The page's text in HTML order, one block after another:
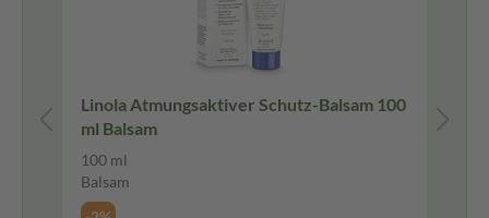
Linola Atmungsaktiver Schutz-Balsam 100
ml Balsam
100 ml
Balsam